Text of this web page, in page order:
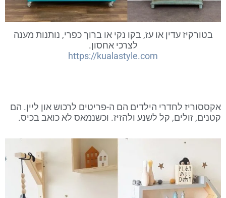
בטורקיז עדין או עז, בקו נקי או ברוך כפרי, נותנות מענה
לצרכי אחסון.
https://kualastyle.com
אקססוריז לחדרי הילדים הם ה-פריטים לרכוש און ליין. הם
קטנים, זולים, קל לשנע ולהזיז. וכשנמאס לא כואב בכיס.